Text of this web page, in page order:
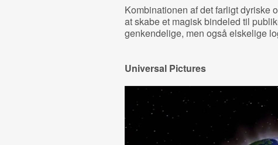
Kombinationen af det farligt dyriske
at skabe et magisk bindeled til
genkendelige, men også elskelige
Universal Pictures